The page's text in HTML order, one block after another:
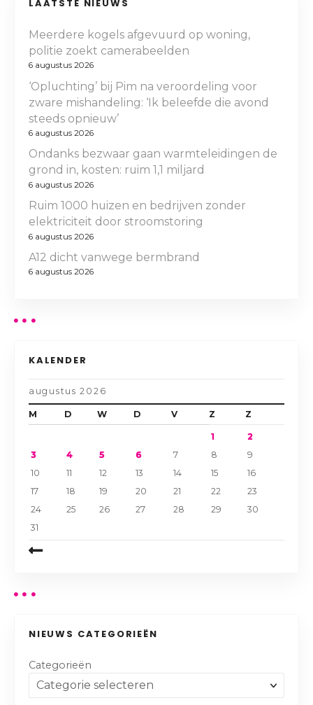
LAATSTE NIEUWS
Meerdere kogels afgevuurd op woning,
politie zoekt camerabeelden
6 augustus 2026
‘Opluchting’ bij Pim na veroordeling voor
zware mishandeling: ‘Ik beleefde die avond
steeds opnieuw’
6 augustus 2026
Ondanks bezwaar gaan warmteleidingen de
grond in, kosten: ruim 1,1 miljard
6 augustus 2026
Ruim 1000 huizen en bedrijven zonder
elektriciteit door stroomstoring
6 augustus 2026
A12 dicht vanwege bermbrand
6 augustus 2026
KALENDER
augustus 2026
M D W D V Z Z
1
2
3
4 5 6 7 8
9
10
11 12 13 14 15
16
17
18 19 20 21 22
23
24
25 26 27 28 29
30
31
NIEUWS CATEGORIEËN
Categorieën